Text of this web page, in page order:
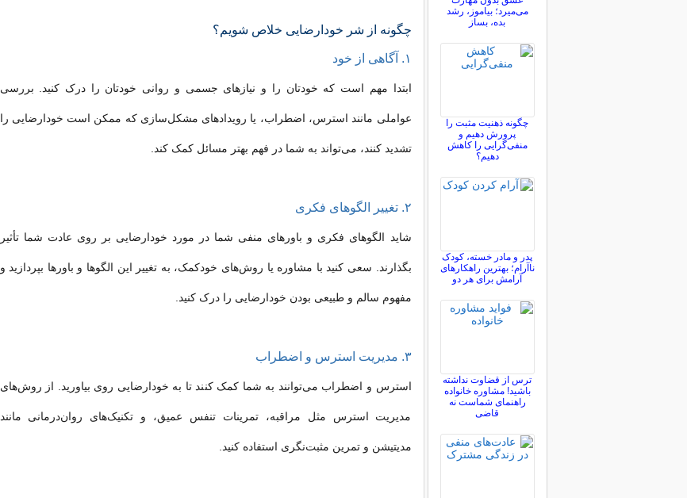
چگونه از شر خودارضایی خلاص شویم؟
۱. آگاهی از خود
ابتدا مهم است که خودتان را و نیازهای جسمی و روانی خودتان را درک کنید. بررسی
عواملی مانند استرس، اضطراب، یا رویدادهای مشکل‌سازی که ممکن است خودارضایی را
تشدید کنند، می‌تواند به شما در فهم بهتر مسائل کمک کند.
۲. تغییر الگوهای فکری
شاید الگوهای فکری و باورهای منفی شما در مورد خودارضایی بر روی عادت شما تأثیر
بگذارند. سعی کنید با مشاوره یا روش‌های خودکمک، به تغییر این الگوها و باورها بپردازید و
مفهوم سالم و طبیعی بودن خودارضایی را درک کنید.
۳. مدیریت استرس و اضطراب
استرس و اضطراب می‌توانند به شما کمک کنند تا به خودارضایی روی بیاورید. از روش‌های
مدیریت استرس مثل مراقبه، تمرینات تنفس عمیق، و تکنیک‌های روان‌درمانی مانند
مدیتیشن و تمرین مثبت‌نگری استفاده کنید.
می‌میرد؛ بیاموز، رشد
بده، بساز
چگونه ذهنیت مثبت را
پرورش دهیم و
منفی‌گرایی را کاهش
دهیم؟
پدر و مادر خسته، کودک
ناآرام؛ بهترین راهکارهای
آرامش برای هر دو
ترس از قضاوت نداشته
باشید! مشاوره خانواده
راهنمای شماست نه
قاضی